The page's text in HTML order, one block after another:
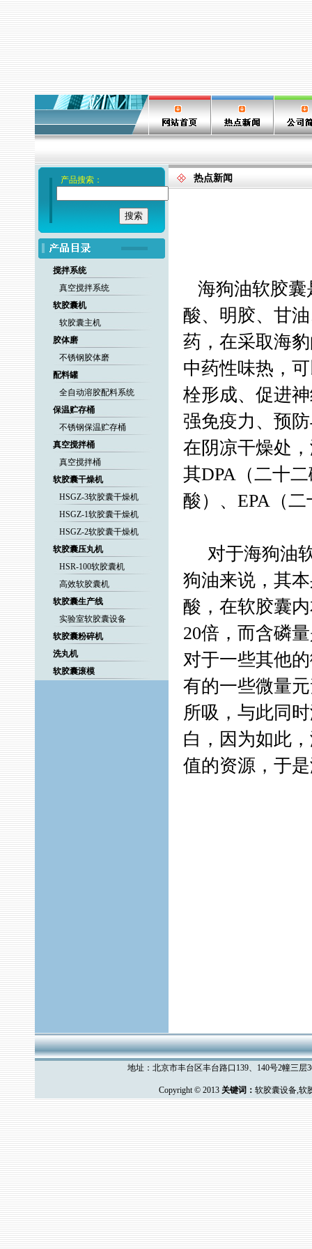
产品搜索：
搅拌系统
真空搅拌系统
软胶囊机
软胶囊主机
胶体磨
不锈钢胶体磨
配料罐
全自动溶胶配料系统
保温贮存桶
不锈钢保温贮存桶
真空搅拌桶
真空搅拌桶
软胶囊干燥机
HSGZ-3软胶囊干燥机
HSGZ-1软胶囊干燥机
HSGZ-2软胶囊干燥机
软胶囊压丸机
HSR-100软胶囊机
高效软胶囊机
软胶囊生产线
实验室软胶囊设备
软胶囊粉碎机
洗丸机
软胶囊滚模
热点新闻
海狗油软胶囊
酸、明胶、甘
药，在采取海
中药性味热，
栓形成、促进
强免疫力、预
在阴凉干燥处
其DPA（二十
酸）、EPA（
对于海狗油软
狗油来说，其
酸，在软胶囊
20倍，而含磷
对于一些其他
有的一些微量
所吸，与此同
白，因为如此
值的资源，于
地址：北京市丰台区丰台路口139、140号2幢三
Copyright © 2013 关键词： 软胶囊设备,软